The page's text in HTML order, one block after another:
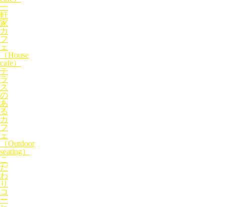
一
軒
家
カ
フ
ェ
（House
cafe）
テ
ラ
ス
の
あ
る
カ
フ
ェ
（Outdoor
seating）
こ
だ
わ
り
コ
ー